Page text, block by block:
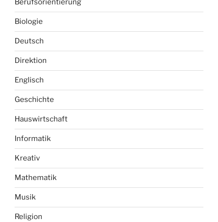
Berufsorientierung
Biologie
Deutsch
Direktion
Englisch
Geschichte
Hauswirtschaft
Informatik
Kreativ
Mathematik
Musik
Religion